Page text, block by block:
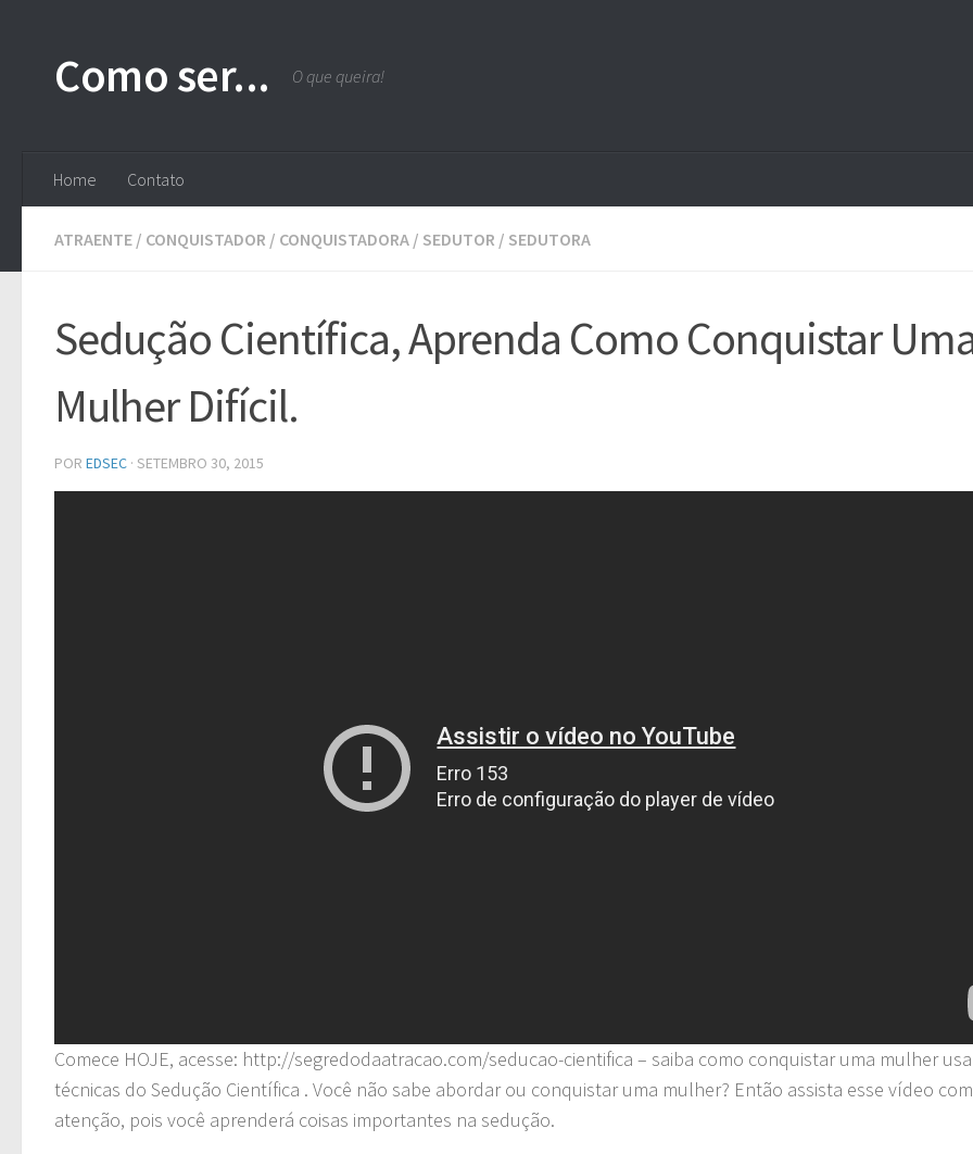
Como ser... O que queira!
Home Contato
ATRAENTE / CONQUISTADOR / CONQUISTADORA / SEDUTOR / SEDUTORA
Sedução Científica, Aprenda Como Conquistar
Mulher Difícil.
POR EDSEC · SETEMBRO 30, 2015
Comece HOJE, acesse: http://segredodaatracao.com/seducao-cientifica – saiba como conquistar uma mulher
técnicas do Sedução Científica . Você não sabe abordar ou conquistar uma mulher? Então assista esse vídeo
atenção, pois você aprenderá coisas importantes na sedução.